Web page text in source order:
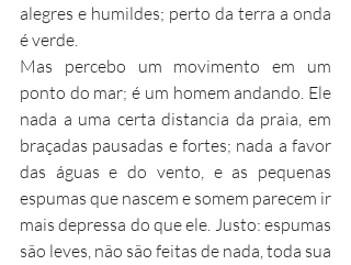
alegres e humildes; perto da terra a onda
é verde.
Mas percebo um movimento em um
ponto do mar; é um homem andando. Ele
nada a uma certa distancia da praia, em
braçadas pausadas e fortes; nada a favor
das águas e do vento, e as pequenas
espumas que nascem e somem parecem ir
mais depressa do que ele. Justo: espumas
são leves, não são feitas de nada, toda sua